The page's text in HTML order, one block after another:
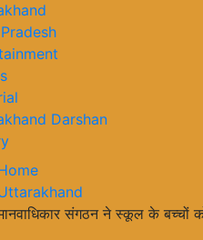
Darshan
संगठन ने स्कूल के बच्चों